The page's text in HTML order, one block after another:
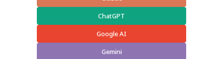
ChatGPT
Google AI
Gemini